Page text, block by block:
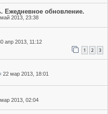
Ежедневное обновление.
2013, 23:38
апр 2013, 11:12
1 2 3
22 мар 2013, 18:01
2013, 02:04